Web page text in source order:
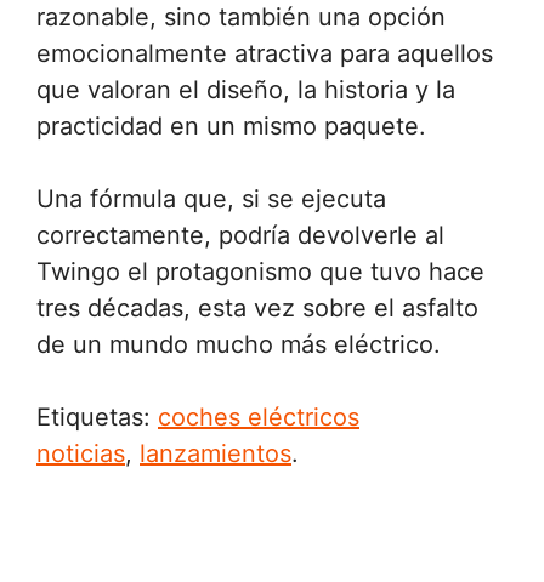
razonable, sino también una opción
emocionalmente atractiva para aquellos
que valoran el diseño, la historia y la
practicidad en un mismo paquete.
Una fórmula que, si se ejecuta
correctamente, podría devolverle al
Twingo el protagonismo que tuvo hace
tres décadas, esta vez sobre el asfalto
de un mundo mucho más eléctrico.
Etiquetas: coches eléctricos
noticias, lanzamientos.